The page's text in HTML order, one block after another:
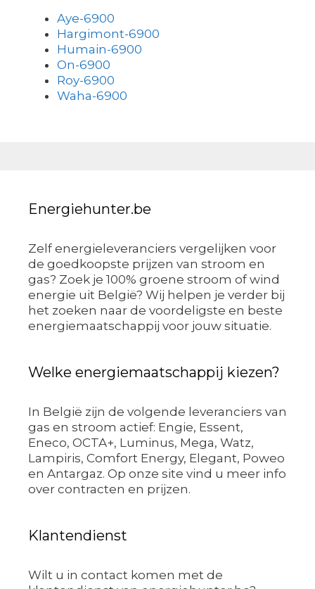
Aye-6900
Hargimont-6900
Humain-6900
On-6900
Roy-6900
Waha-6900
Energiehunter.be
Zelf energieleveranciers vergelijken voor
de goedkoopste prijzen van stroom en
gas? Zoek je 100% groene stroom of wind
energie uit België? Wij helpen je verder bij
het zoeken naar de voordeligste en beste
energiemaatschappij voor jouw situatie.
Welke energiemaatschappij kiezen?
In België zijn de volgende leveranciers van
gas en stroom actief: Engie, Essent,
Eneco, OCTA+, Luminus, Mega, Watz,
Lampiris, Comfort Energy, Elegant, Poweo
en Antargaz. Op onze site vind u meer info
over contracten en prijzen.
Klantendienst
Wilt u in contact komen met de